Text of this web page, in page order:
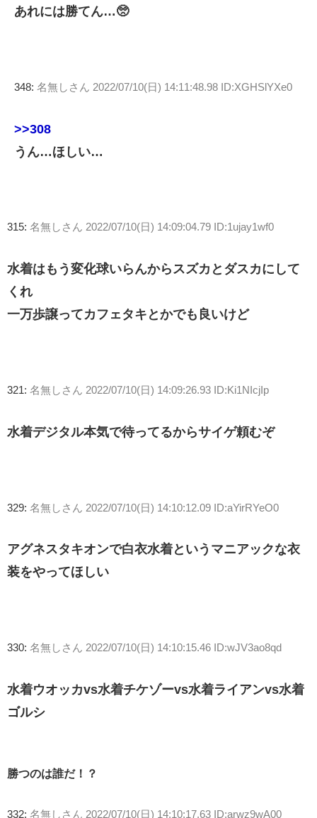
あれには勝てん…🥺
348: 名無しさん 2022/07/10(日) 14:11:48.98 ID:XGHSlYXe0
>>308
うん…ほしい…
315: 名無しさん 2022/07/10(日) 14:09:04.79 ID:1ujay1wf0
水着はもう変化球いらんからスズカとダスカにして
くれ
一万歩譲ってカフェタキとかでも良いけど
321: 名無しさん 2022/07/10(日) 14:09:26.93 ID:Ki1NIcjIp
水着デジタル本気で待ってるからサイゲ頼むぞ
329: 名無しさん 2022/07/10(日) 14:10:12.09 ID:aYirRYeO0
アグネスタキオンで白衣水着というマニアックな衣
装をやってほしい
330: 名無しさん 2022/07/10(日) 14:10:15.46 ID:wJV3ao8qd
水着ウオッカvs水着チケゾーvs水着ライアンvs水着
ゴルシ
勝つのは誰だ！？
332: 名無しさん 2022/07/10(日) 14:10:17.63 ID:arwz9wA00